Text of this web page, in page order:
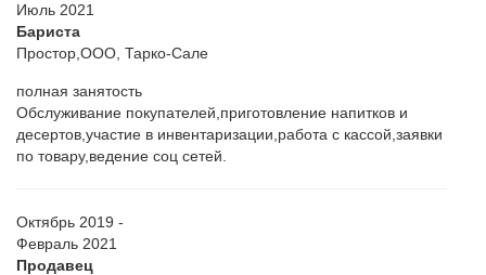
Июль 2021
Бариста
Простор,ООО, Тарко-Сале
полная занятость
Обслуживание покупателей,приготовление напитков и
десертов,участие в инвентаризации,работа с кассой,заявки
по товару,ведение соц сетей.
Октябрь 2019 -
Февраль 2021
Продавец